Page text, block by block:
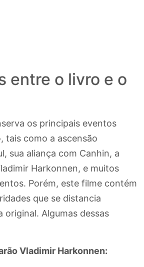
entre o livro e o
os principais eventos
tais como a ascensão
sua aliança com Canhin, a
Harkonnen, e muitos
Porém, este filme contém
que se distancia
original. Algumas dessas
Vladimir Harkonnen: